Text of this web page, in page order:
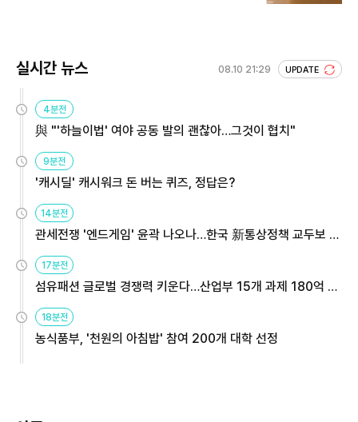
실시간 뉴스 08.10 21:29 UPDATE
4분전
與 "'하늘이법' 여야 공동 발의 괜찮아…그것이 협치"
9분전
'캐시딜' 캐시워크 돈 버는 퀴즈, 정답은?
14분전
관세전쟁 '엔드게임' 윤곽 나오나…한국 新통상정책 교두보 활
17분전
섬유패션 글로벌 경쟁력 키운다…산업부 15개 과제 180억 지
18분전
농식품부, '천원의 아침밥' 참여 200개 대학 선정